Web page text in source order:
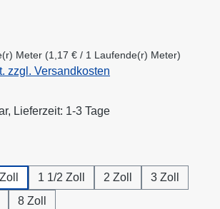
Meter (1,17 € / 1 Laufende(r) Meter)
zzgl. Versandkosten
Lieferzeit: 1-3 Tage
1 1/2 Zoll 2 Zoll
3 Zoll
8 Zoll